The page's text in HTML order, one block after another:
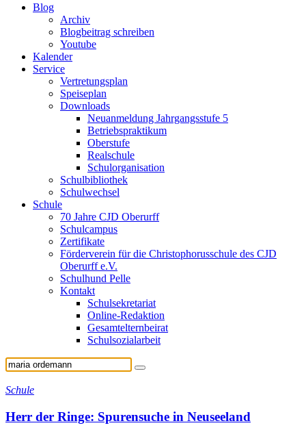
Blog
Archiv
Blogbeitrag schreiben
Youtube
Kalender
Service
Vertretungsplan
Speiseplan
Downloads
Neuanmeldung Jahrgangsstufe 5
Betriebspraktikum
Oberstufe
Realschule
Schulorganisation
Schulbibliothek
Schulwechsel
Schule
70 Jahre CJD Oberurff
Schulcampus
Zertifikate
Förderverein für die Christophorusschule des CJD
Oberurff e.V.
Schulhund Pelle
Kontakt
Schulsekretariat
Online-Redaktion
Gesamtelternbeirat
Schulsozialarbeit
Schule
Herr der Ringe: Spurensuche in Neuseeland